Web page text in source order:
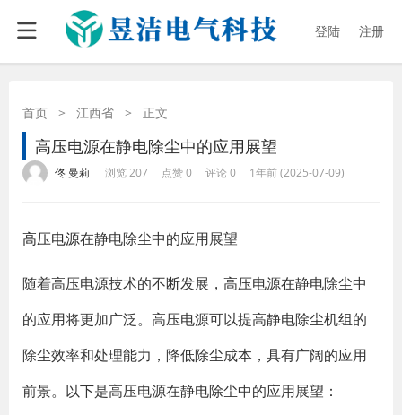
登陆 注册
首页 > 江西省 > 正文
高压电源在静电除尘中的应用展望
佟 曼莉 浏览 207 点赞 0 评论 0 1年前 (2025-07-09)
高压电源在静电除尘中的应用展望
随着高压电源技术的不断发展，高压电源在静电除尘中
的应用将更加广泛。高压电源可以提高静电除尘机组的
除尘效率和处理能力，降低除尘成本，具有广阔的应用
前景。以下是高压电源在静电除尘中的应用展望：